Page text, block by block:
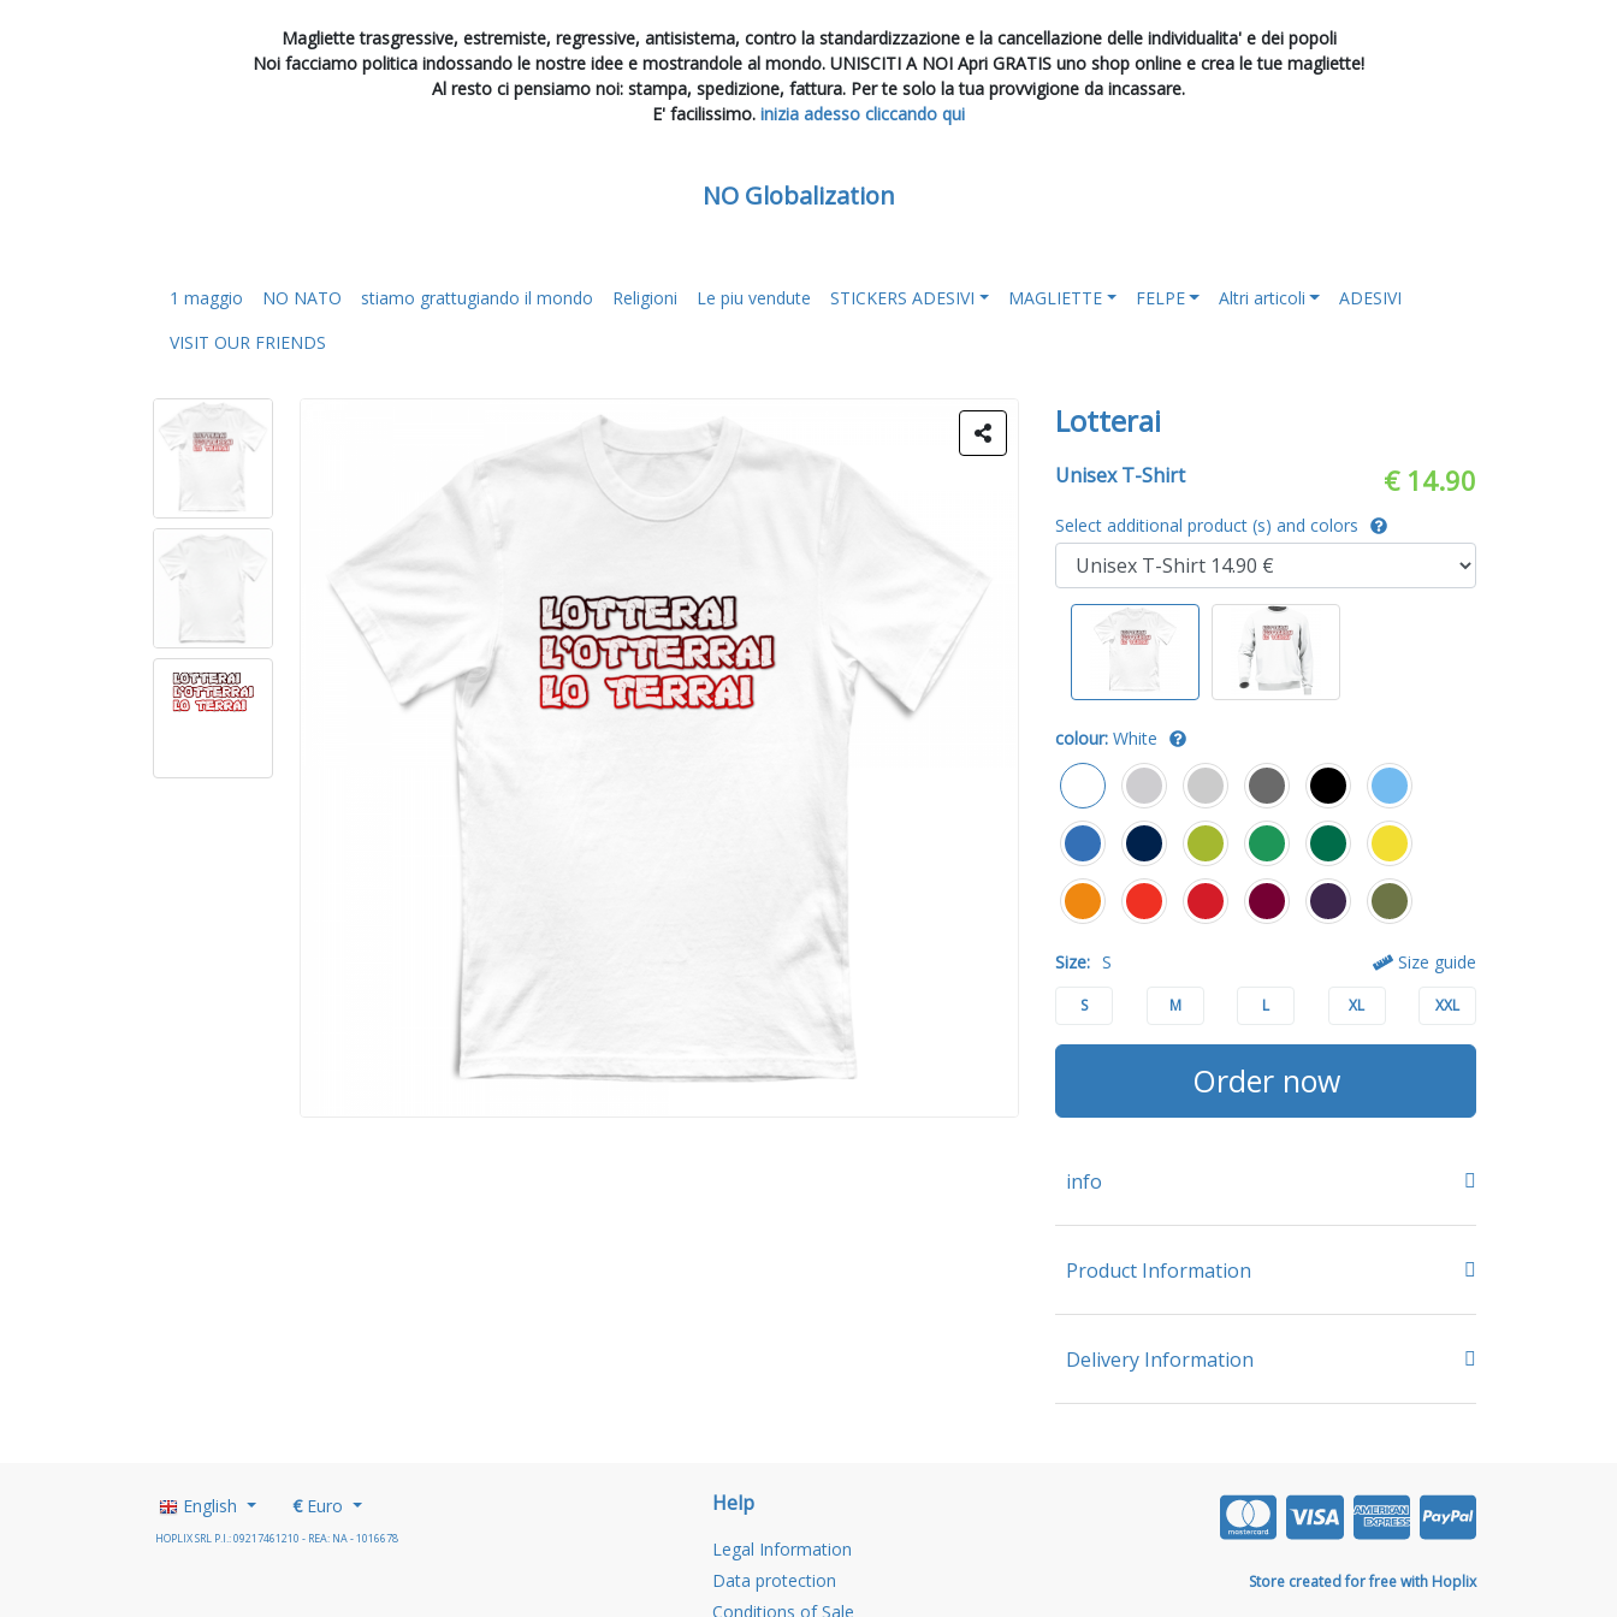
Magliette trasgressive, estremiste, regressive, antisistema, contro la standardizzazione e la cancellazione delle individualita' e dei popoli
Noi facciamo politica indossando le nostre idee e mostrandole al mondo. UNISCITI A NOI Apri GRATIS uno shop online e crea le tue magliette!
Al resto ci pensiamo noi: stampa, spedizione, fattura. Per te solo la tua provvigione da incassare.
E' facilissimo. inizia adesso cliccando qui
NO Globalization
1 maggio NO NATO stiamo grattugiando il mondo Religioni Le piu vendute STICKERS ADESIVI MAGLIETTE FELPE Altri articoli
ADESIVI
VISIT OUR FRIENDS
Lotterai
Unisex T-Shirt € 14.90
Select additional product (s) and colors
colour: White
Size: S Size guide
S M L XL XXL
Order now
info
Product Information
Delivery Information
English €Euro
HOPLIX SRL P.I.: 09217461210 - REA: NA - 1016678
Help
Legal Information
Data protection
Conditions of Sale
Store created for free with Hoplix